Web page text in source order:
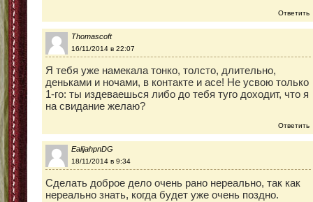
Ответить
Thomascoft
16/11/2014 в 22:07
Я тебя уже намекала тонко, толсто, длительно,
деньками и ночами, в контакте и асе! Не усвою только
1-го: ты издеваешься либо до тебя туго доходит, что я
на свидание желаю?
Ответить
EalijahpnDG
18/11/2014 в 9:34
Сделать доброе дело очень рано нереально, так как
нереально знать, когда будет уже очень поздно.